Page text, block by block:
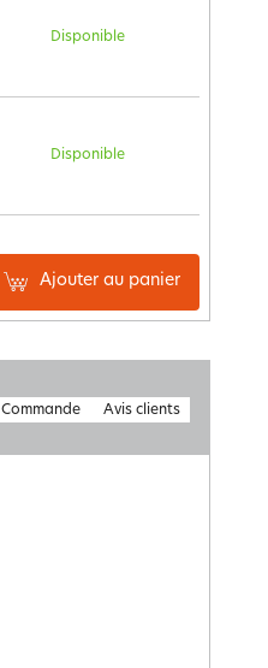
Disponible
Disponible
Ajouter au panier
Commande Avis clients